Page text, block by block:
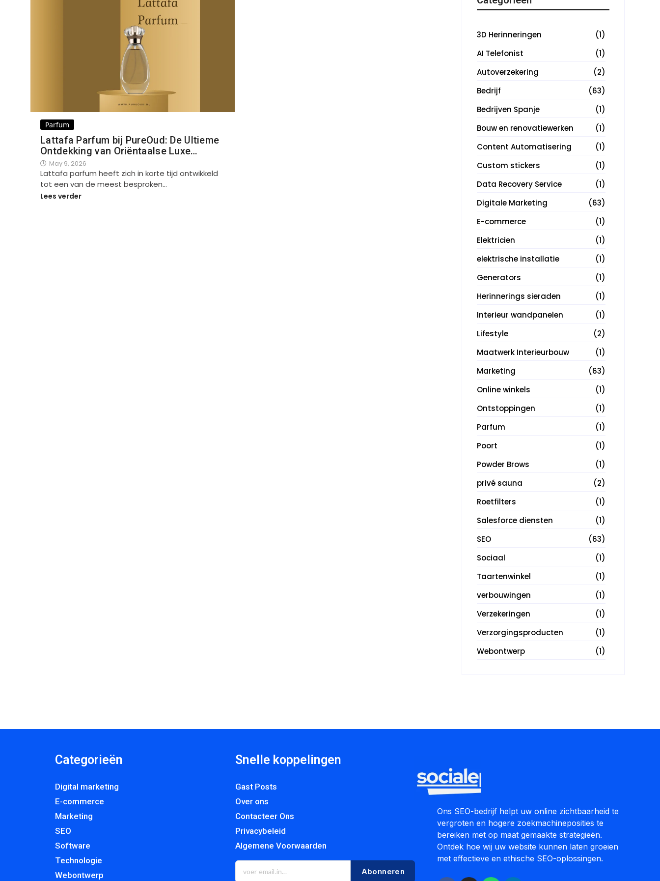
Parfum
Lattafa Parfum bij PureOud: De Ultieme
Ontdekking van Oriëntaalse Luxe…
May 9, 2026
Lattafa parfum heeft zich in korte tijd ontwikkeld
tot een van de meest besproken…
Lees verder
3D Herinneringen
(1)
AI Telefonist
(1)
Autoverzekering
(2)
Bedrijf
(63)
Bedrijven Spanje
(1)
Bouw en renovatiewerken
(1)
Content Automatisering
(1)
Custom stickers
(1)
Data Recovery Service
(1)
Digitale Marketing
(63)
E-commerce
(1)
Elektricien
(1)
elektrische installatie
(1)
Generators
(1)
Herinnerings sieraden
(1)
Interieur wandpanelen
(1)
Lifestyle
(2)
Maatwerk Interieurbouw
(1)
Marketing
(63)
Online winkels
(1)
Ontstoppingen
(1)
Parfum
(1)
Poort
(1)
Powder Brows
(1)
privé sauna
(2)
Roetfilters
(1)
Salesforce diensten
(1)
SEO
(63)
Sociaal
(1)
Taartenwinkel
(1)
verbouwingen
(1)
Verzekeringen
(1)
Verzorgingsproducten
(1)
Webontwerp
(1)
Categorieën
Digital marketing
E-commerce
Marketing
SEO
Software
Technologie
Webontwerp
Snelle koppelingen
Gast Posts
Over ons
Contacteer Ons
Privacybeleid
Algemene Voorwaarden
Abonneren
Ons SEO-bedrijf helpt uw online zichtbaarheid te
vergroten en hogere zoekmachineposities te
bereiken met op maat gemaakte strategieën.
Ontdek hoe wij uw website kunnen laten groeien
met effectieve en ethische SEO-oplossingen.